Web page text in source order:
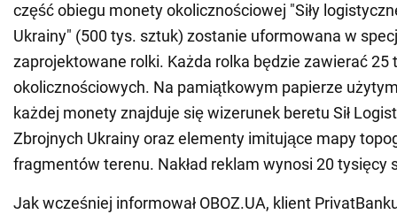
część obiegu monety okolicznościowej "Siły
Ukrainy" (500 tys. sztuk) zostanie uformowana w
zaprojektowane rolki. Każda rolka będzie zawierać 25
okolicznościowych. Na pamiątkowym papierze
każdej monety znajduje się wizerunek beretu Sił
Zbrojnych Ukrainy oraz elementy imitujące mapy
fragmentów terenu. Nakład reklam wynosi 20 tysięcy
Jak wcześniej informował OBOZ.UA, klient